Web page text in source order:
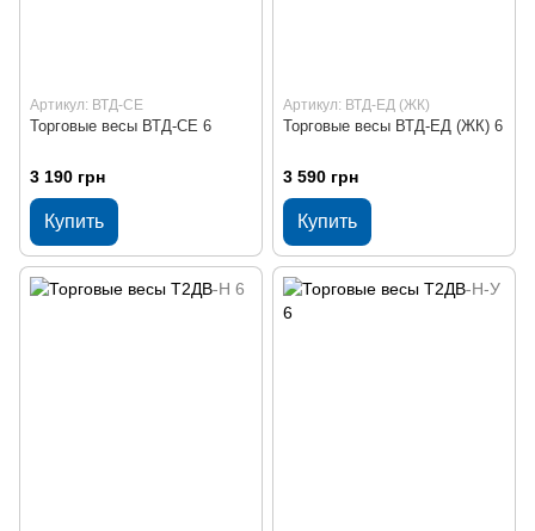
Артикул: ВТД-СЕ
Торговые весы ВТД-СЕ 6
3 190 грн
Купить
Артикул: ВТД-ЕД (ЖК)
Торговые весы ВТД-ЕД (ЖК) 6
3 590 грн
Купить